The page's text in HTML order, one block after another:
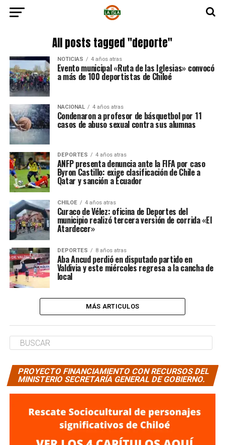
All posts tagged "deporte"
NOTICIAS 4 años atras
Evento municipal «Ruta de las Iglesias» convocó
a más de 100 deportistas de Chiloé
NACIONAL 4 años atras
Condenaron a profesor de básquetbol por 11
casos de abuso sexual contra sus alumnas
DEPORTES 4 años atras
ANFP presenta denuncia ante la FIFA por caso
Byron Castillo: exige clasificación de Chile a
Qatar y sanción a Ecuador
CHILOE 4 años atras
Curaco de Vélez: oficina de Deportes del
municipio realizó tercera versión de corrida «El
Atardecer»
DEPORTES 8 años atras
Aba Ancud perdió en disputado partido en
Valdivia y este miércoles regresa a la cancha de
local
MÁS ARTICULOS
PROYECTO FINANCIAMIENTO CON RECURSOS DEL
MINISTERIO SECRETARÍA GENERAL DE GOBIERNO.